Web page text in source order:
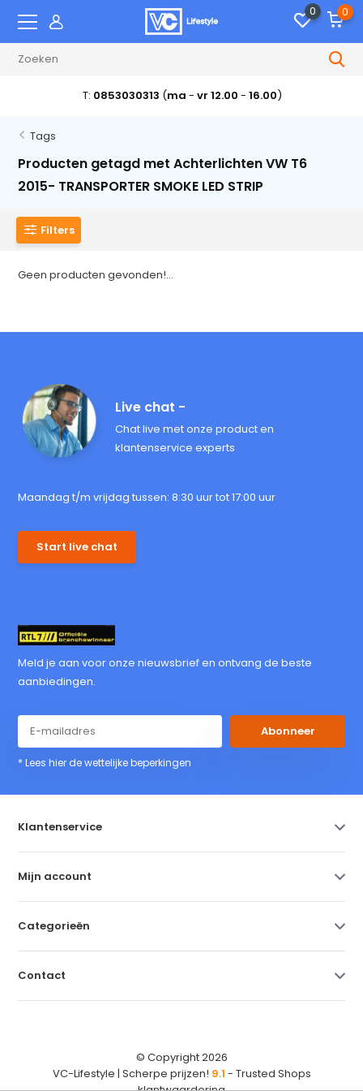
0 0
T: 0853030313 (ma - vr 12.00 - 16.00)
Tags
Producten getagd met Achterlichten VW T6
2015- TRANSPORTER SMOKE LED STRIP
Filters
Geen producten gevonden!...
Live chat -
Chat live met onze product en
klantenservice experts
Maandag t/m vrijdag tussen: 8:30 uur tot 17:00 uur
Start live chat
Meld je aan voor onze nieuwsbrief en ontvang de beste
aanbiedingen.
Abonneer
* Lees hier de wettelijke beperkingen
Klantenservice
Mijn account
Categorieën
Contact
© Copyright 2026
VC-Lifestyle | Scherpe prijzen! 9.1 - Trusted Shops